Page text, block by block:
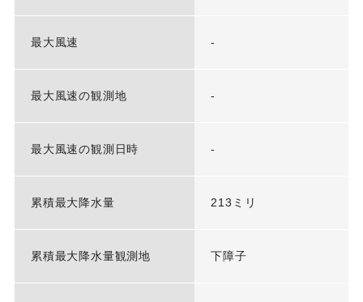
最大風速 -
最大風速の観測地 -
最大風速の観測日時 -
累積最大降水量 213ミリ
累積最大降水量観測地 下障子